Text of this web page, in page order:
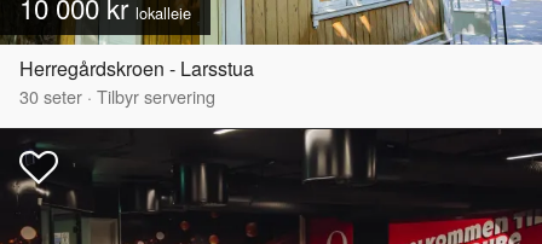
10 000 kr lokalleie
Herregårdskroen - Larsstua
30seter · Tilbyr servering